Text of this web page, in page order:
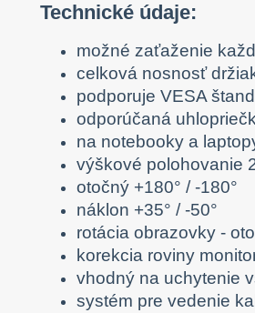
Technické údaje:
možné zaťaženie
celková nosnosť
podporuje VESA
odporúčaná
na notebooky a
výškové polohovanie
otočný +180° / -180°
náklon +35° / -50°
rotácia obrazovky -
korekcia roviny
vhodný na uchytenie
systém pre vedenie